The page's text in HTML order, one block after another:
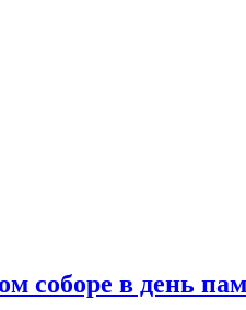
соборе в день